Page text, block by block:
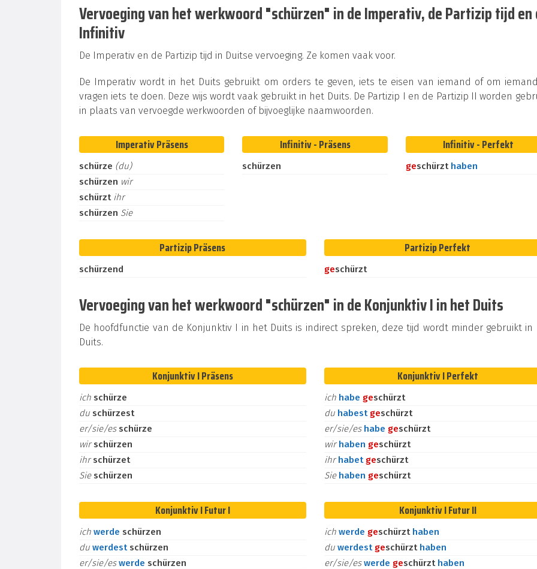
Vervoeging van het werkwoord "schürzen" in de Imperativ, de Partizip tijd en
Infinitiv
De Imperativ en de Partizip tijd in Duitse vervoeging. Ze komen vaak voor.
De Imperativ wordt in het Duits gebruikt om orders te geven, iets te eisen van iemand of om
vragen iets te doen. Deze wijs wordt vaak gebruikt in het Duits. De Partizip I en de Partizip II worden
in plaats van vervoegde werkwoorden of bijvoeglijke naamwoorden.
Imperativ Präsens
schürze (du)
schürzen wir
schürzt ihr
schürzen Sie
Infinitiv - Präsens
schürzen
Infinitiv - Perfekt
geschürzt haben
Partizip Präsens
schürzend
Partizip Perfekt
geschürzt
Vervoeging van het werkwoord "schürzen" in de Konjunktiv I in het Duits
De hoofdfunctie van de Konjunktiv I in het Duits is indirect spreken, deze tijd wordt minder gebruikt in
Duits.
Konjunktiv I Präsens
ich schürze
du schürzest
er/sie/es schürze
wirschürzen
ihrschürzet
Sie schürzen
Konjunktiv I Perfekt
ich habe geschürzt
du habest geschürzt
er/sie/es habe geschürzt
wirhaben geschürzt
ihrhabet geschürzt
Sie haben geschürzt
Konjunktiv I Futur I
ich werde schürzen
du werdest schürzen
er/sie/eswerde schürzen
Konjunktiv I Futur II
ich werde geschürzt haben
du werdest geschürzt haben
er/sie/eswerde geschürzt haben